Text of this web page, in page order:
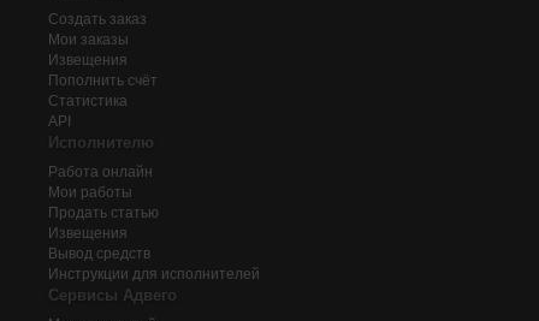
Создать заказ
Мои заказы
Извещения
Пополнить счёт
Статистика
API
Исполнителю
Работа онлайн
Мои работы
Продать статью
Извещения
Вывод средств
Инструкции для исполнителей
Сервисы Адвего